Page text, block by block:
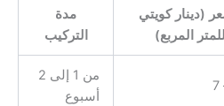
(دينار كويتي
للمتر المربع)
مدة
التركيب
من 1 إلى 2
أسبوع